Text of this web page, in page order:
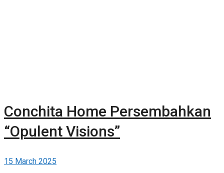
Conchita Home Persembahkan
“Opulent Visions”
15 March 2025